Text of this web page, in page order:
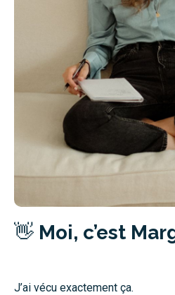
👋 Moi, c’est
J’ai vécu exactement ça.